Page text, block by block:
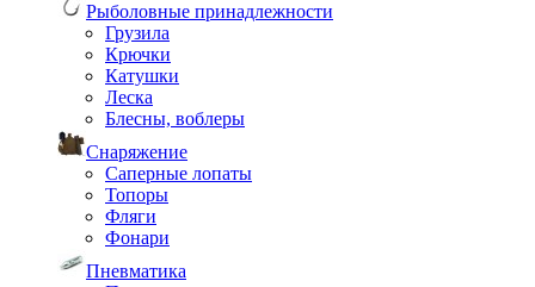
Рыболовные принадлежности
Грузила
Крючки
Катушки
Леска
Блесны, воблеры
Снаряжение
Саперные лопаты
Топоры
Фляги
Фонари
Пневматика